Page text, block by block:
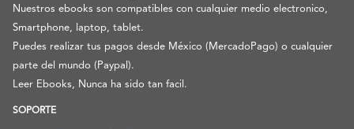
Nuestros ebooks son compatibles con cualquier medio electronico,
Smartphone, laptop, tablet.
Puedes realizar tus pagos desde México (MercadoPago) o cualquier
parte del mundo (Paypal).
Leer Ebooks, Nunca ha sido tan facil.
SOPORTE